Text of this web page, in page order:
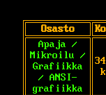
Osasto
Apaja /
Mikroilu /
Grafiikka
/ ANSI-
grafiikka